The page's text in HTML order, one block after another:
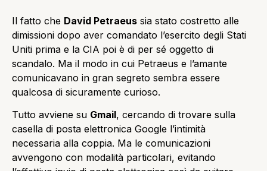
Il fatto che David Petraeus sia stato costretto alle
dimissioni dopo aver comandato l’esercito degli Stati
Uniti prima e la CIA poi è di per sé oggetto di
scandalo. Ma il modo in cui Petraeus e l’amante
comunicavano in gran segreto sembra essere
qualcosa di sicuramente curioso.
Tutto avviene su Gmail, cercando di trovare sulla
casella di posta elettronica Google l’intimità
necessaria alla coppia. Ma le comunicazioni
avvengono con modalità particolari, evitando